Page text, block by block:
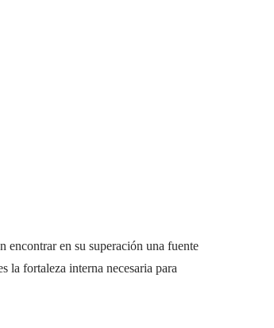
encontrar en su superación una fuente
la fortaleza interna necesaria para